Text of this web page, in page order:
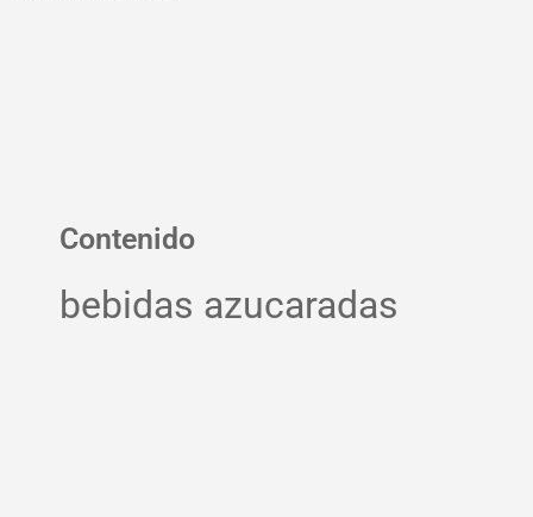
Contenido
bebidas azucaradas